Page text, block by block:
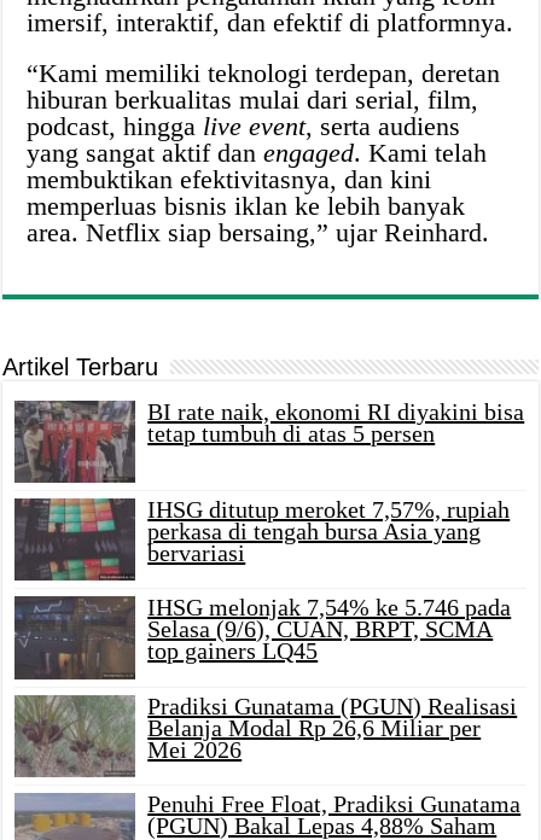
imersif, interaktif, dan efektif di platformnya.
“Kami memiliki teknologi terdepan, deretan
hiburan berkualitas mulai dari serial, film,
podcast, hingga live event, serta audiens
yang sangat aktif danengaged. Kami telah
membuktikan efektivitasnya, dan kini
memperluas bisnis iklan ke lebih banyak
area. Netflix siap bersaing,” ujar Reinhard.
Artikel Terbaru
BI rate naik, ekonomi RI diyakini bisa
tetap tumbuh di atas 5 persen
IHSG ditutup meroket 7,57%, rupiah
perkasa di tengah bursa Asia yang
bervariasi
IHSG melonjak 7,54% ke 5.746 pada
Selasa (9/6), CUAN, BRPT, SCMA
top gainers LQ45
Pradiksi Gunatama (PGUN) Realisasi
Belanja Modal Rp 26,6 Miliar per
Mei 2026
Penuhi Free Float, Pradiksi Gunatama
(PGUN) Bakal Lepas 4,88% Saham